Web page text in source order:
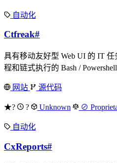
自动化
Ctfreak#
具有移动友好型 Web UI 的 IT
程和链式执行的 Bash /
网站 源代码
★? ? Unknown ⊘
自动化
CxReports#